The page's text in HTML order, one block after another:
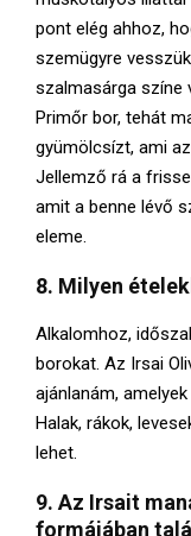
pont elég ahhoz,
szemügyre
szalmasárga színe
Primőr bor, tehát
gyümölcsízt, ami
Jellemző rá a
amit a benne lévő
eleme.
8. Milyen
Alkalomhoz,
borokat. Az Irsai
ajánlanám,
Halak, rákok,
lehet.
9. Az Irsait
formájában